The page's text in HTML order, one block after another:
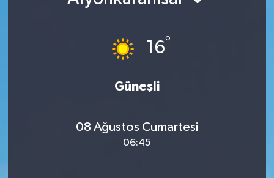
16°
Güneşli
08 Ağustos Cumartesi
06:45